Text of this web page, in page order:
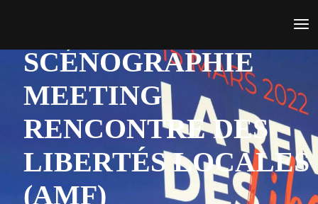
SCÉNOGRAPHIE
MEETING
RENCONTRE DES
LIBERTÉS LOCALES
(AMF)